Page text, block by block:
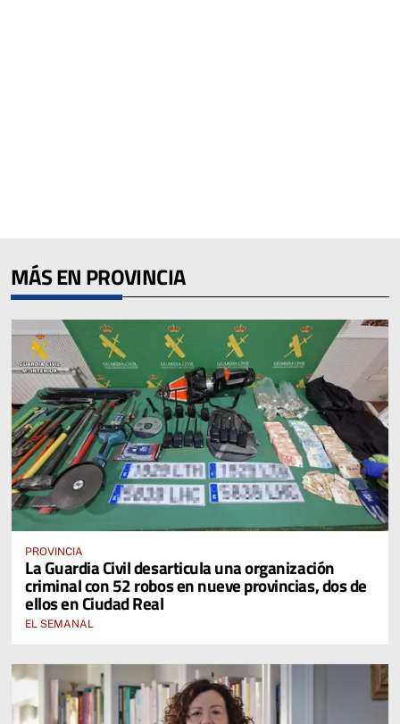
MÁS EN PROVINCIA
PROVINCIA
La Guardia Civil desarticula una organización
criminal con 52 robos en nueve provincias, dos de
ellos en Ciudad Real
EL SEMANAL